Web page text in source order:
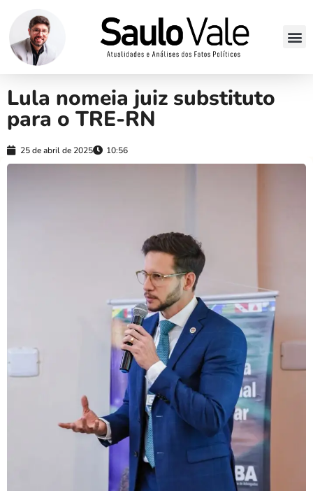
Lula nomeia juiz substituto
para o TRE-RN
25 de abril de 2025 10:56